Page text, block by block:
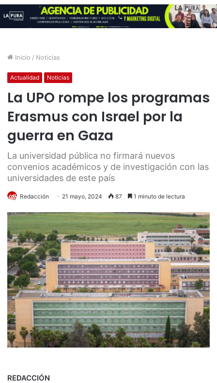
Inicio / Noticias
Actualidad Noticias
La UPO rompe los programas
Erasmus con Israel por la
guerra en Gaza
La universidad pública no firmará nuevos
convenios académicos y de investigación con las
universidades de este país
Redacción 21 mayo, 2024 87 1 minuto de lectura
REDACCIÓN